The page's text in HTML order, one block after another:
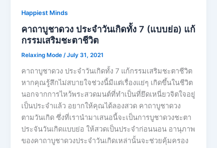
Happiest Minds
คาถาบูชาดวง ประจำวันเกิดทั้ง 7 (แบบย่อ) แก้
กรรมเสริมชะตาชีวิต
Relaxing Mode/July 31, 2021
คาถาบูชาดวง ประจำวันเกิดทั้ง 7 แก้กรรมเสริมชะตาชีวิต
หากคุณรู้สึกไม่สบายใจช่วงนี้มีแต่เรื่องแย่ๆ เกิดขึ้นในชีวิต
นอกจากการไหว้พระสวดมนต์ที่ทำเป็นที่ยึดเหนี่ยวจิตใจอยู่
เป็นประจำแล้ว อยากให้คุณได้ลองสวด คาถาบูชาดวง
ตามวันเกิด ซึ่งที่เรานำมาเสนอนี้จะเป็นการบูชาดวงชะตา
ประจันวันเกิดแบบย่อ ให้สวดเป็นประจำก่อนนอน อานุภาพ
ของคาถาบูชาดวงประจำวันเกิดเหล่านั้นจะช่วยคุ้มครอง